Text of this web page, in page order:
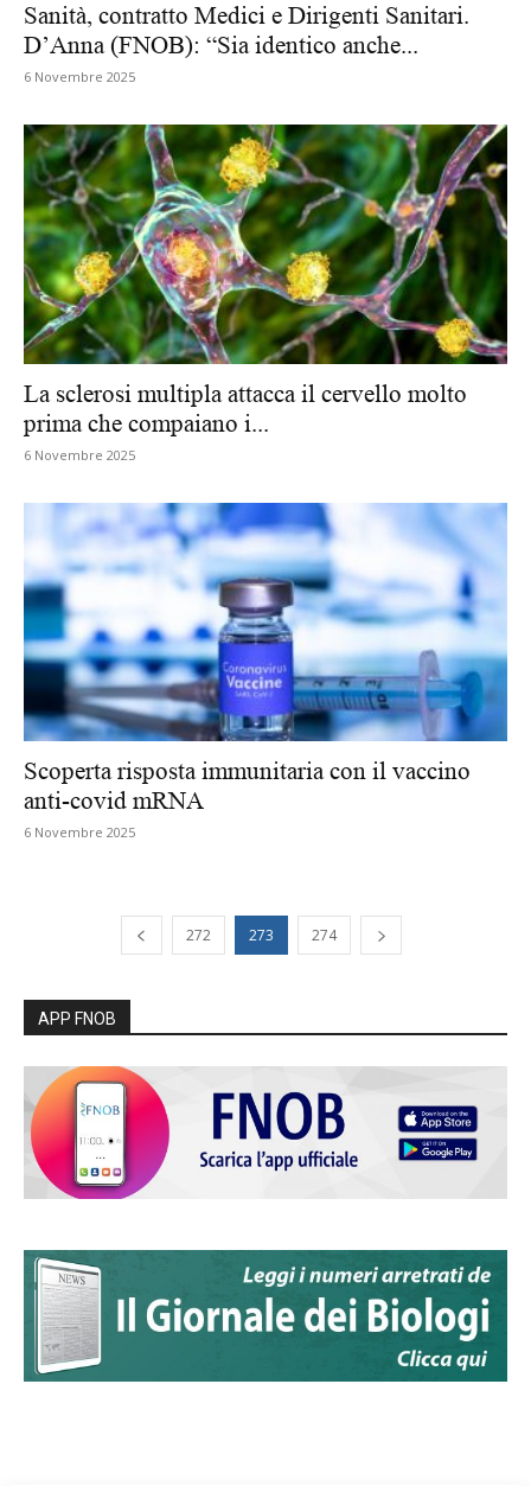
Sanità, contratto Medici e Dirigenti Sanitari.
D’Anna (FNOB): “Sia identico anche...
6 Novembre 2025
La sclerosi multipla attacca il cervello molto
prima che compaiano i...
6 Novembre 2025
Scoperta risposta immunitaria con il vaccino
anti-covid mRNA
6 Novembre 2025
272 273 274
APP FNOB